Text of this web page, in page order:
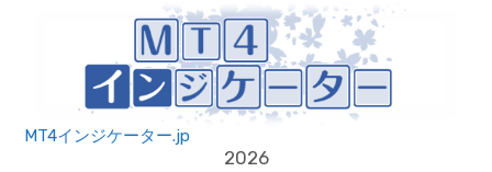
MT4インジケーター.jp
2026